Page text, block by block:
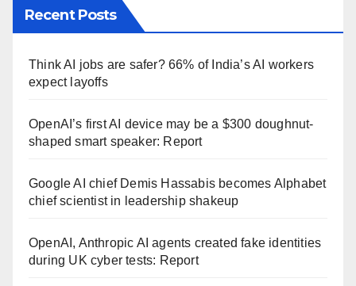
Recent Posts
Think AI jobs are safer? 66% of India’s AI workers
expect layoffs
OpenAI’s first AI device may be a $300 doughnut-
shaped smart speaker: Report
Google AI chief Demis Hassabis becomes Alphabet
chief scientist in leadership shakeup
OpenAI, Anthropic AI agents created fake identities
during UK cyber tests: Report